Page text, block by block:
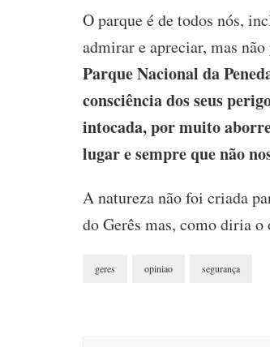
O parque é de todos nós,
admirar e apreciar, mas
Parque Nacional da
consciência dos seus
intocada, por muito
lugar e sempre que não
A natureza não foi criada
do Gerês mas, como diria o
geres opiniao segurança